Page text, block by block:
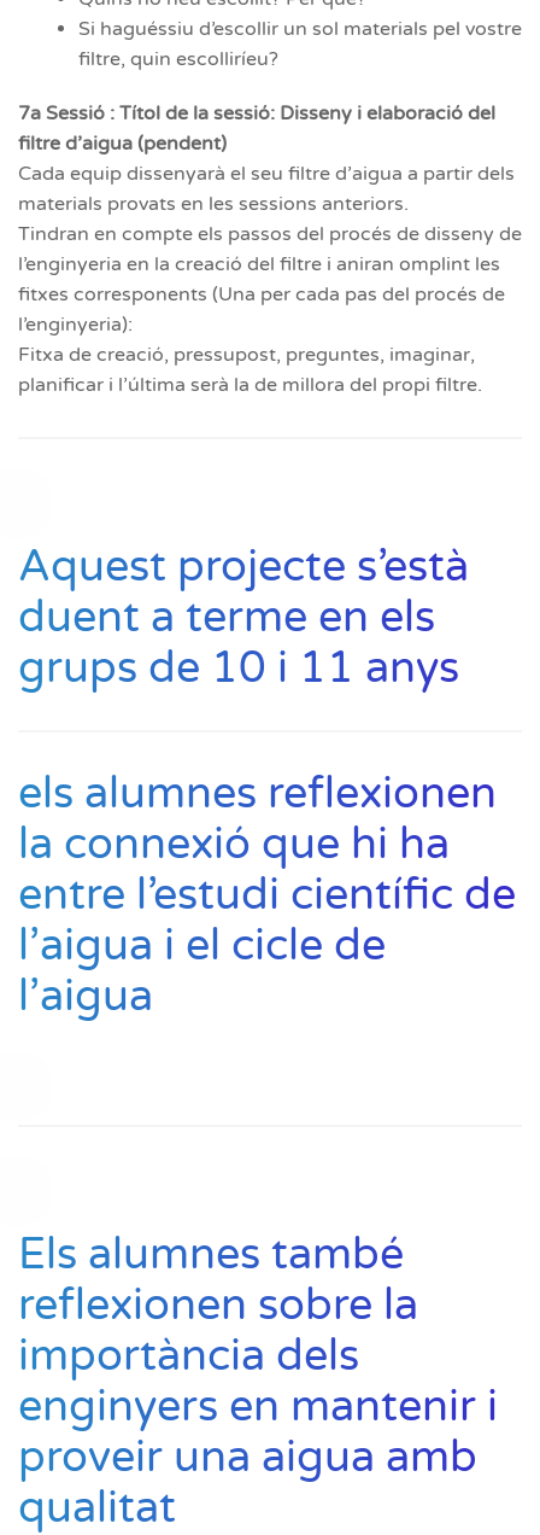
Si haguéssiu d’escollir un sol materials pel vostre
filtre, quin escolliríeu?
7a Sessió : Títol de la sessió: Disseny i elaboració del
filtre d’aigua (pendent)
Cada equip dissenyarà el seu filtre d’aigua a partir dels
materials provats en les sessions anteriors.
Tindran en compte els passos del procés de disseny de
l’enginyeria en la creació del filtre i aniran omplint les
fitxes corresponents (Una per cada pas del procés de
l’enginyeria):
Fitxa de creació, pressupost, preguntes, imaginar,
planificar i l’última serà la de millora del propi filtre.
Aquest projecte s’està
duent a terme en els
grups de 10 i 11 anys
els alumnes reflexionen
la connexió que hi ha
entre l’estudi científic de
l’aigua i el cicle de
l’aigua
Els alumnes també
reflexionen sobre la
importància dels
enginyers en mantenir i
proveir una aigua amb
qualitat